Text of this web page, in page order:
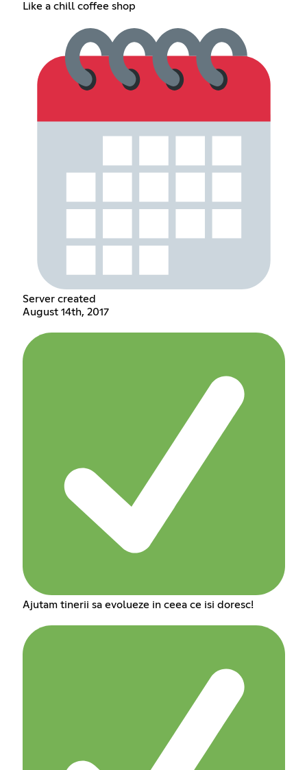
Like a chill coffee shop
Server created
August 14th, 2017
Ajutam tinerii sa evolueze in ceea ce isi doresc!